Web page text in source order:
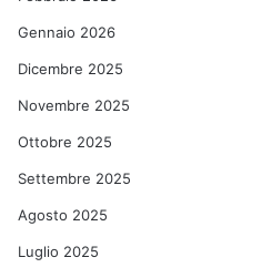
Gennaio 2026
Dicembre 2025
Novembre 2025
Ottobre 2025
Settembre 2025
Agosto 2025
Luglio 2025